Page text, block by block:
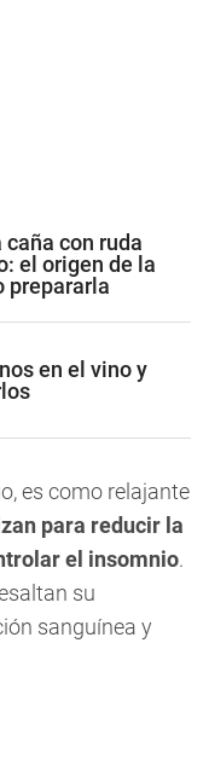
con ruda
el origen de la
prepararla
en el vino y
es como relajante
para reducir la
el insomnio.
su
sanguínea y